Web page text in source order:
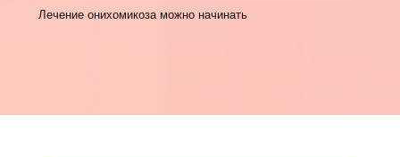
Лечение онихомикоза можно начинать